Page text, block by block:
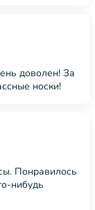
доволен! За
носки!
Понравилось
нибудь